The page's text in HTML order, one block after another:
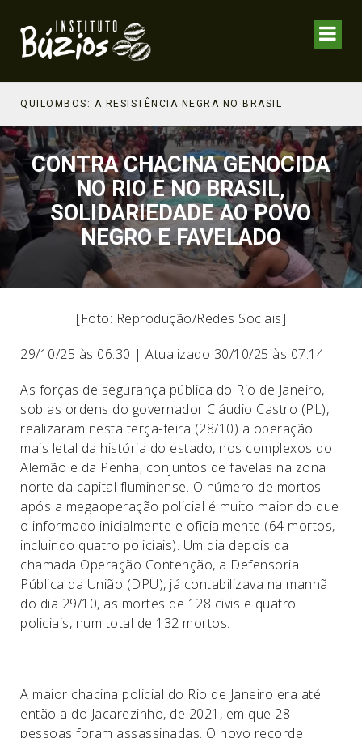
QUILOMBOS: A RESISTÊNCIA NEGRA NO BRASIL
CONTRA CHACINA GENOCIDA
NO RIO E NO BRASIL,
SOLIDARIEDADE AO POVO
NEGRO E FAVELADO
[Foto: Reprodução/Redes Sociais]
29/10/25 às 06:30 | Atualizado 30/10/25 às 07:14
As forças de segurança pública do Rio de Janeiro,
sob as ordens do governador Cláudio Castro (PL),
realizaram nesta terça-feira (28/10) a operação
mais letal da história do estado, nos complexos do
Alemão e da Penha, conjuntos de favelas na zona
norte da capital fluminense. O número de mortos
após a megaoperação policial é muito maior do que
o informado inicialmente e oficialmente (64 mortos,
incluindo quatro policiais). Um dia depois da
chamada Operação Contenção, a Defensoria
Pública da União (DPU), já contabilizava na manhã
do dia 29/10, as mortes de 128 civis e quatro
policiais, num total de 132 mortos.
A maior chacina policial do Rio de Janeiro era até
então a do Jacarezinho, de 2021, em que 28
pessoas foram assassinadas. O novo recorde